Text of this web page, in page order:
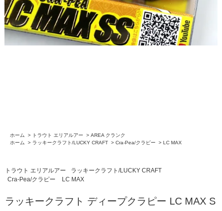
ホーム > トラウト エリアルアー > AREA クランク
ホーム
> ラッキークラフト/LUCKY CRAFT > Cra-Pea/クラピー > LC MAX
トラウト エリアルアー
ラッキークラフト/LUCKY CRAFT
Cra-Pea/クラピー
LC MAX
ラッキークラフト ディープクラピー LC MAX S